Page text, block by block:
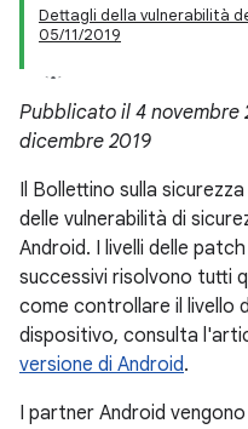
Dettagli della vulnerabilità
05/11/2019
Pubblicato il 4 novembre
dicembre 2019
Il Bollettino sulla
delle vulnerabilità di
Android. I livelli delle
successivi risolvono tutti
come controllare il livello
dispositivo, consulta
versione di Android.
I partner Android